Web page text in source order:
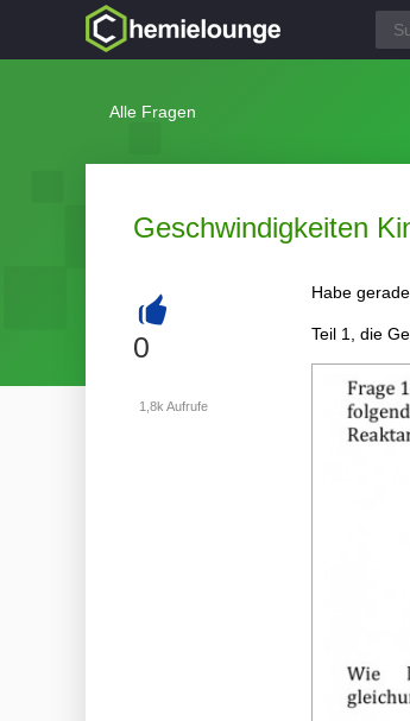
Alle Fragen
Geschwindigkeiten
+
0
1,8k Aufrufe
Habe
Teil 1, die